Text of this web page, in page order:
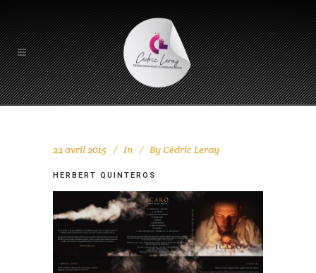
22 avril 2015 In ByCédric Leray
HERBERT QUINTEROS